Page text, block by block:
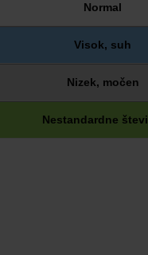
Normal
Visok, suh
Nizek, močen
Nestandardne